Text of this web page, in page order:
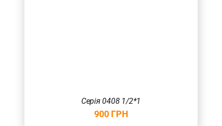
Серія 0408 1/2*1
900 ГРН